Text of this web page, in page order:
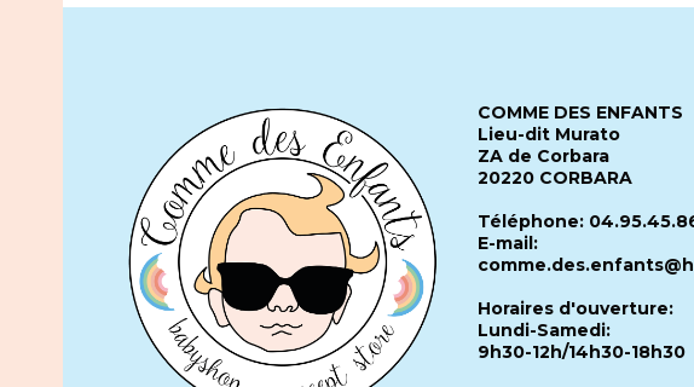
COMME DES ENFANTS
Lieu-dit Murato
ZA de Corbara
20220 CORBARA
Téléphone:
E-mail:
Horaires d'ouverture:
Lundi-Samedi:
9h30-12h/14h30-18h30